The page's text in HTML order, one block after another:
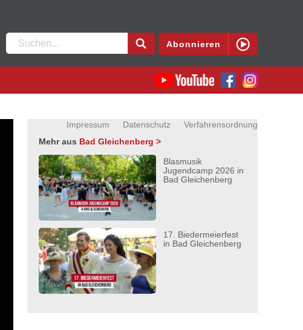
Suchen
nach:
Abonnieren
Impressum Datenschutz
Verfahrensordnung
Mehr aus Bad Gleichenberg >
Blasmusik
Jugendcamp 2026 in
Bad Gleichenberg
17. Biedermeierfest
in Bad Gleichenberg